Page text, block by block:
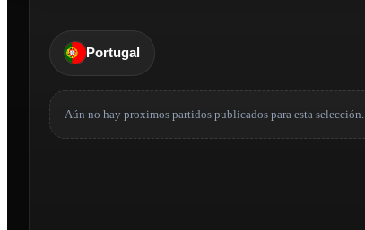
Portugal
Aún no hay proximos partidos publicados para esta selección.